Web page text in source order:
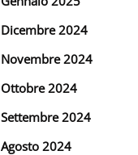
Dicembre 2024
Novembre 2024
Ottobre 2024
Settembre 2024
Agosto 2024